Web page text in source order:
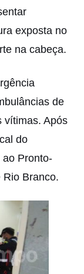
exposta no
na cabeça.
de
vítimas. Após
do
Pronto-
Rio Branco.